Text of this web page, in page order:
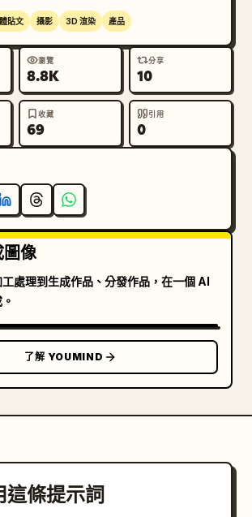
貼文 攝影 3D 渲染 產品
瀏覽
8.8K
分享
10
收藏
69
引用
0
像
處理到生成作品、分發作品，在一個 AI
了解 YOUMIND
這條提示詞